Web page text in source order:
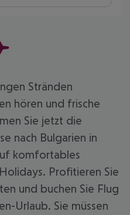
Stränden
hören und frische
Sie jetzt die
nach Bulgarien in
komfortables
Profitieren Sie
und buchen Sie Flug
Urlaub. Sie müssen